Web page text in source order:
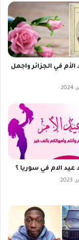
في الجزائر واجمل
عيد الام في سوريا ؟